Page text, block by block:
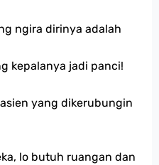
ngira dirinya adalah
kepalanya jadi panci!
yang dikerubungin
lo butuh ruangan dan